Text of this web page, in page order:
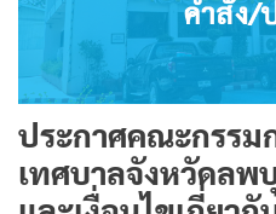
ประกาศคณะกรรม
เทศบาลจังหวัดลพ